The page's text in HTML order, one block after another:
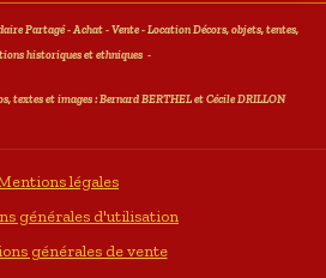
Partagé - Achat - Vente - Location Décors, objets, tentes,
historiques et ethniques -
textes et images : Bernard BERTHEL et Cécile DRILLON
légales
générales d'utilisation
générales de vente